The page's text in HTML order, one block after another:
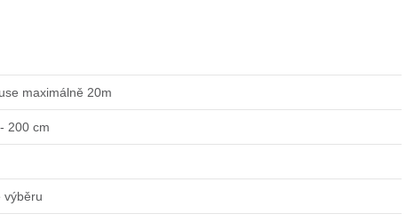
maximálně 20m
200 cm
výběru